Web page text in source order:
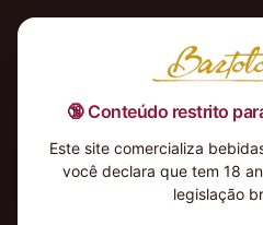
🔞 Conteúdo restrito
Este site comercializa
você declara que tem 18
legislação
Nenhum produto foi